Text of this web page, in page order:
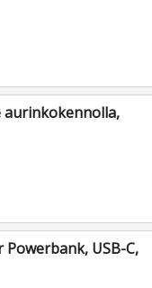
aurinkokennolla,
USB-C,